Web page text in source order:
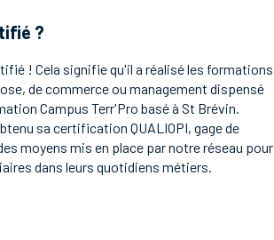
?
! Cela signifie qu'il a réalisé les formations
de commerce ou management dispensé
Campus Terr'Pro basé à St Brévin.
sa certification QUALIOPI, gage de
moyens mis en place par notre réseau pour
dans leurs quotidiens métiers.